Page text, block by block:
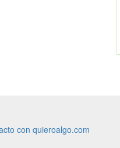
con quieroalgo.com